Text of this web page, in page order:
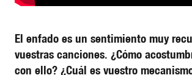
El enfado es un sentimiento muy
vuestras canciones. ¿Cómo
con ello? ¿Cuál es vuestro